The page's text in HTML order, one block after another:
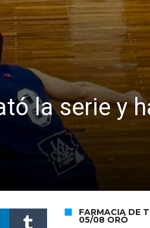
la serie y
FARMACIA DE
05/08 ORÓ